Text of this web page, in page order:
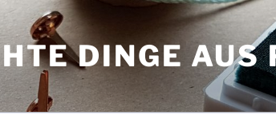
DINGE AUS